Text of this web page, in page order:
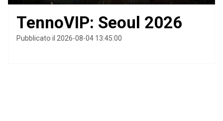
TennoVIP: Seoul 2026
Pubblicato il 2026-08-04 13:45:00